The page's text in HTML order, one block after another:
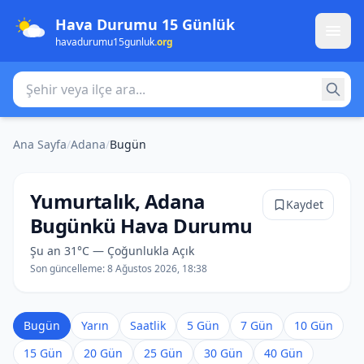
Hava Durumu 15 Günlük
havadurumu15gunluk.org
Şehir veya ilçe ara
Ana Sayfa/Adana/Bugün
Yumurtalık, Adana
Bugünkü Hava Durumu
Şu an 31°C — Çoğunlukla Açık
Son güncelleme:8 Ağustos 2026, 18:38
Kaydet
Bugün Yarın Saatlik 5 Gün 7 Gün
10 Gün
15 Gün
20 Gün 25 Gün 30 Gün
40 Gün